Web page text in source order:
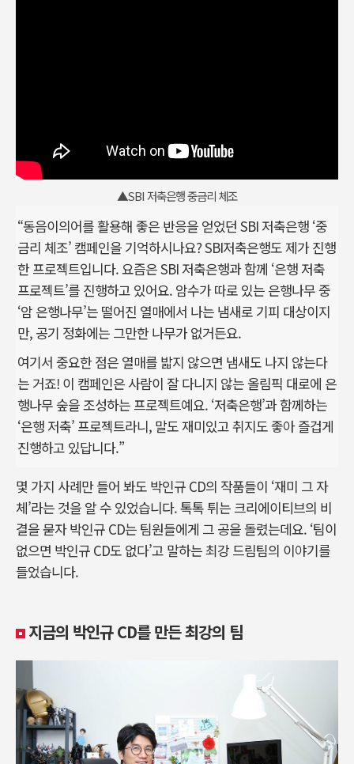
▲SBI 저축은행 중금리 체조
“동음이의어를 활용해 좋은 반응을 얻었던 SBI 저축은행 ‘중
금리 체조’ 캠페인을 기억하시나요? SBI저축은행도 제가 진행
한 프로젝트입니다. 요즘은 SBI 저축은행과 함께 ‘은행 저축
프로젝트’를 진행하고 있어요. 암수가 따로 있는 은행나무 중
‘암 은행나무’는 떨어진 열매에서 나는 냄새로 기피 대상이지
만, 공기 정화에는 그만한 나무가 없거든요.
여기서 중요한 점은 열매를 밟지 않으면 냄새도 나지 않는다
는 거죠! 이 캠페인은 사람이 잘 다니지 않는 올림픽 대로에 은
행나무 숲을 조성하는 프로젝트예요. ‘저축은행’과 함께하는
‘은행 저축’ 프로젝트라니, 말도 재미있고 취지도 좋아 즐겁게
진행하고 있답니다.”
몇 가지 사례만 들어 봐도 박인규 CD의 작품들이 ‘재미 그 자
체’라는 것을 알 수 있었습니다. 톡톡 튀는 크리에이티브의 비
결을 묻자 박인규 CD는 팀원들에게 그 공을 돌렸는데요. ‘팀이
없으면 박인규 CD도 없다’고 말하는 최강 드림팀의 이야기를
들었습니다.
지금의 박인규 CD를 만든 최강의 팀